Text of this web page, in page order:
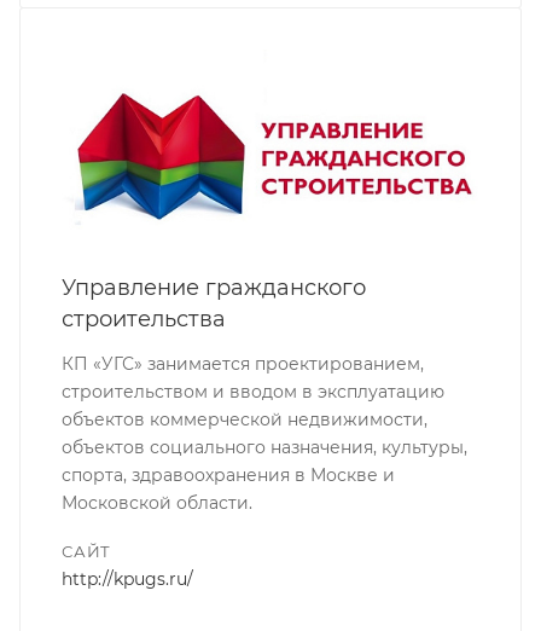
Управление гражданского
строительства
КП «УГС» занимается проектированием,
строительством и вводом в эксплуатацию
объектов коммерческой недвижимости,
объектов социального назначения, культуры,
спорта, здравоохранения в Москве и
Московской области.
САЙТ
http://kpugs.ru/